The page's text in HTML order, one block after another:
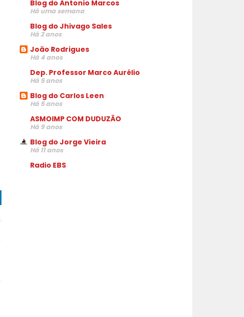
Blog do Antonio Marcos
Há uma semana
Blog do Jhivago Sales
Há 2 anos
João Rodrigues
Há 4 anos
Dep. Professor Marco Aurélio
Há 5 anos
Blog do Carlos Leen
Há 5 anos
ASMOIMP COM DUDUZÃO
Há 9 anos
Blog do Jorge Vieira
Há 11 anos
Radio EBS